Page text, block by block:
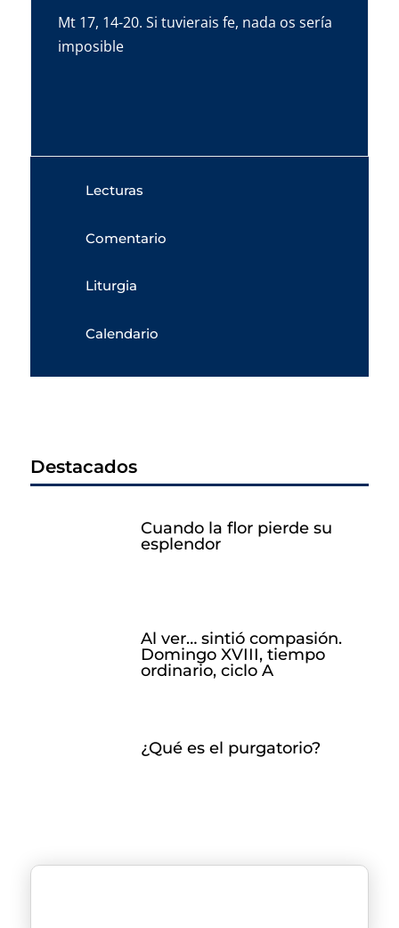
Mt 17, 14-20. Si tuvierais fe, nada os sería
imposible
Lecturas
Comentario
Liturgia
Calendario
Destacados
Cuando la flor pierde su
esplendor
Al ver… sintió compasión.
Domingo XVIII, tiempo
ordinario, ciclo A
¿Qué es el purgatorio?